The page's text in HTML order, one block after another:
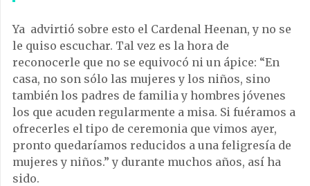
Ya advirtió sobre esto el Cardenal Heenan, y no se
le quiso escuchar. Tal vez es la hora de
reconocerle que no se equivocó ni un ápice: “En
casa, no son sólo las mujeres y los niños, sino
también los padres de familia y hombres jóvenes
los que acuden regularmente a misa. Si fuéramos a
ofrecerles el tipo de ceremonia que vimos ayer,
pronto quedaríamos reducidos a una feligresía de
mujeres y niños.” y durante muchos años, así ha
sido.